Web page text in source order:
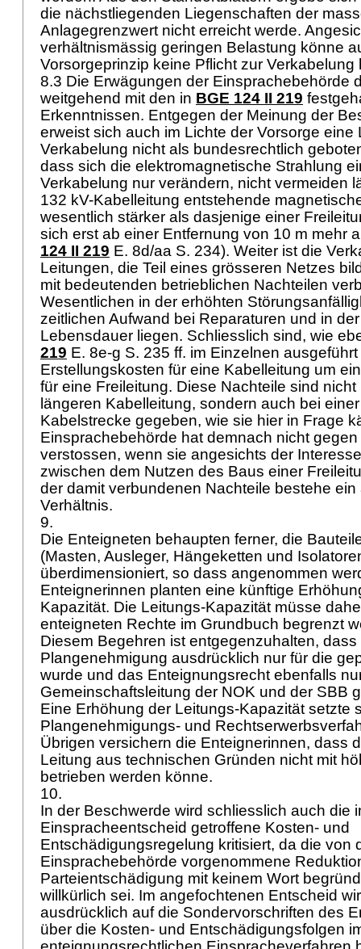
die nächstliegenden Liegenschaften der
Anlagegrenzwert nicht erreicht werde.
verhältnismässig geringen Belastung könne
Vorsorgeprinzip keine Pflicht zur
8.3 Die Erwägungen der Einsprachebehörde
weitgehend mit den in BGE 124 II 219
Erkenntnissen. Entgegen der Meinung der
erweist sich auch im Lichte der Vorsorge eine
Verkabelung nicht als bundesrechtlich
dass sich die elektromagnetische Strahlung
Verkabelung nur verändern, nicht vermeiden
132 kV-Kabelleitung entstehende
wesentlich stärker als dasjenige einer
sich erst ab einer Entfernung von 10 m mehr
124 II 219 E. 8d/aa S. 234). Weiter ist die
Leitungen, die Teil eines grösseren Netzes
mit bedeutenden betrieblichen Nachteilen
Wesentlichen in der erhöhten
zeitlichen Aufwand bei Reparaturen und in
Lebensdauer liegen. Schliesslich sind, wie
219 E. 8e-g S. 235 ff. im Einzelnen
Erstellungskosten für eine Kabelleitung um
für eine Freileitung. Diese Nachteile sind nicht
längeren Kabelleitung, sondern auch bei
Kabelstrecke gegeben, wie sie hier in Frage
Einsprachebehörde hat demnach nicht
verstossen, wenn sie angesichts der
zwischen dem Nutzen des Baus einer
der damit verbundenen Nachteile bestehe
Verhältnis.
9.
Die Enteigneten behaupten ferner, die
(Masten, Ausleger, Hängeketten und
überdimensioniert, so dass angenommen
Enteignerinnen planten eine künftige
Kapazität. Die Leitungs-Kapazität müsse
enteigneten Rechte im Grundbuch begrenzt
Diesem Begehren ist entgegenzuhalten, dass
Plangenehmigung ausdrücklich nur für die
wurde und das Enteignungsrecht ebenfalls
Gemeinschaftsleitung der NOK und der SBB
Eine Erhöhung der Leitungs-Kapazität setzte
Plangenehmigungs- und
Übrigen versichern die Enteignerinnen, dass
Leitung aus technischen Gründen nicht mit
betrieben werden könne.
10.
In der Beschwerde wird schliesslich auch die
Einspracheentscheid getroffene Kosten- und
Entschädigungsregelung kritisiert, da die von
Einsprachebehörde vorgenommene
Parteientschädigung mit keinem Wort
willkürlich sei. Im angefochtenen Entscheid
ausdrücklich auf die Sondervorschriften des
über die Kosten- und Entschädigungsfolgen